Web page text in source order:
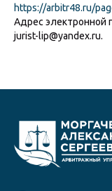
https://arbitr48.ru/
Адрес электронной
jurist-lip@yandex.ru.